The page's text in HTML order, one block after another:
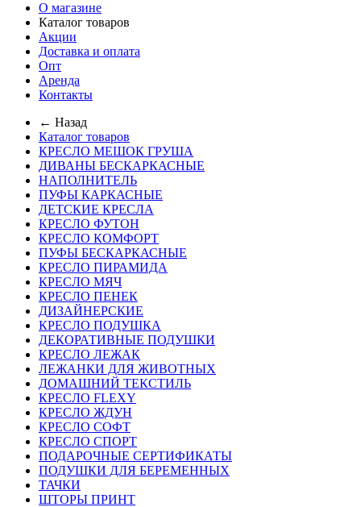
О магазине
Каталог товаров
Акции
Доставка и оплата
Опт
Аренда
Контакты
← Назад
Каталог товаров
КРЕСЛО МЕШОК ГРУША
ДИВАНЫ БЕСКАРКАСНЫЕ
НАПОЛНИТЕЛЬ
ПУФЫ КАРКАСНЫЕ
ДЕТСКИЕ КРЕСЛА
КРЕСЛО ФУТОН
КРЕСЛО КОМФОРТ
ПУФЫ БЕСКАРКАСНЫЕ
КРЕСЛО ПИРАМИДА
КРЕСЛО МЯЧ
КРЕСЛО ПЕНЕК
ДИЗАЙНЕРСКИЕ
КРЕСЛО ПОДУШКА
ДЕКОРАТИВНЫЕ ПОДУШКИ
КРЕСЛО ЛЕЖАК
ЛЕЖАНКИ ДЛЯ ЖИВОТНЫХ
ДОМАШНИЙ ТЕКСТИЛЬ
КРЕСЛО FLEXY
КРЕСЛО ЖДУН
КРЕСЛО СОФТ
КРЕСЛО СПОРТ
ПОДАРОЧНЫЕ СЕРТИФИКАТЫ
ПОДУШКИ ДЛЯ БЕРЕМЕННЫХ
ТАЧКИ
ШТОРЫ ПРИНТ